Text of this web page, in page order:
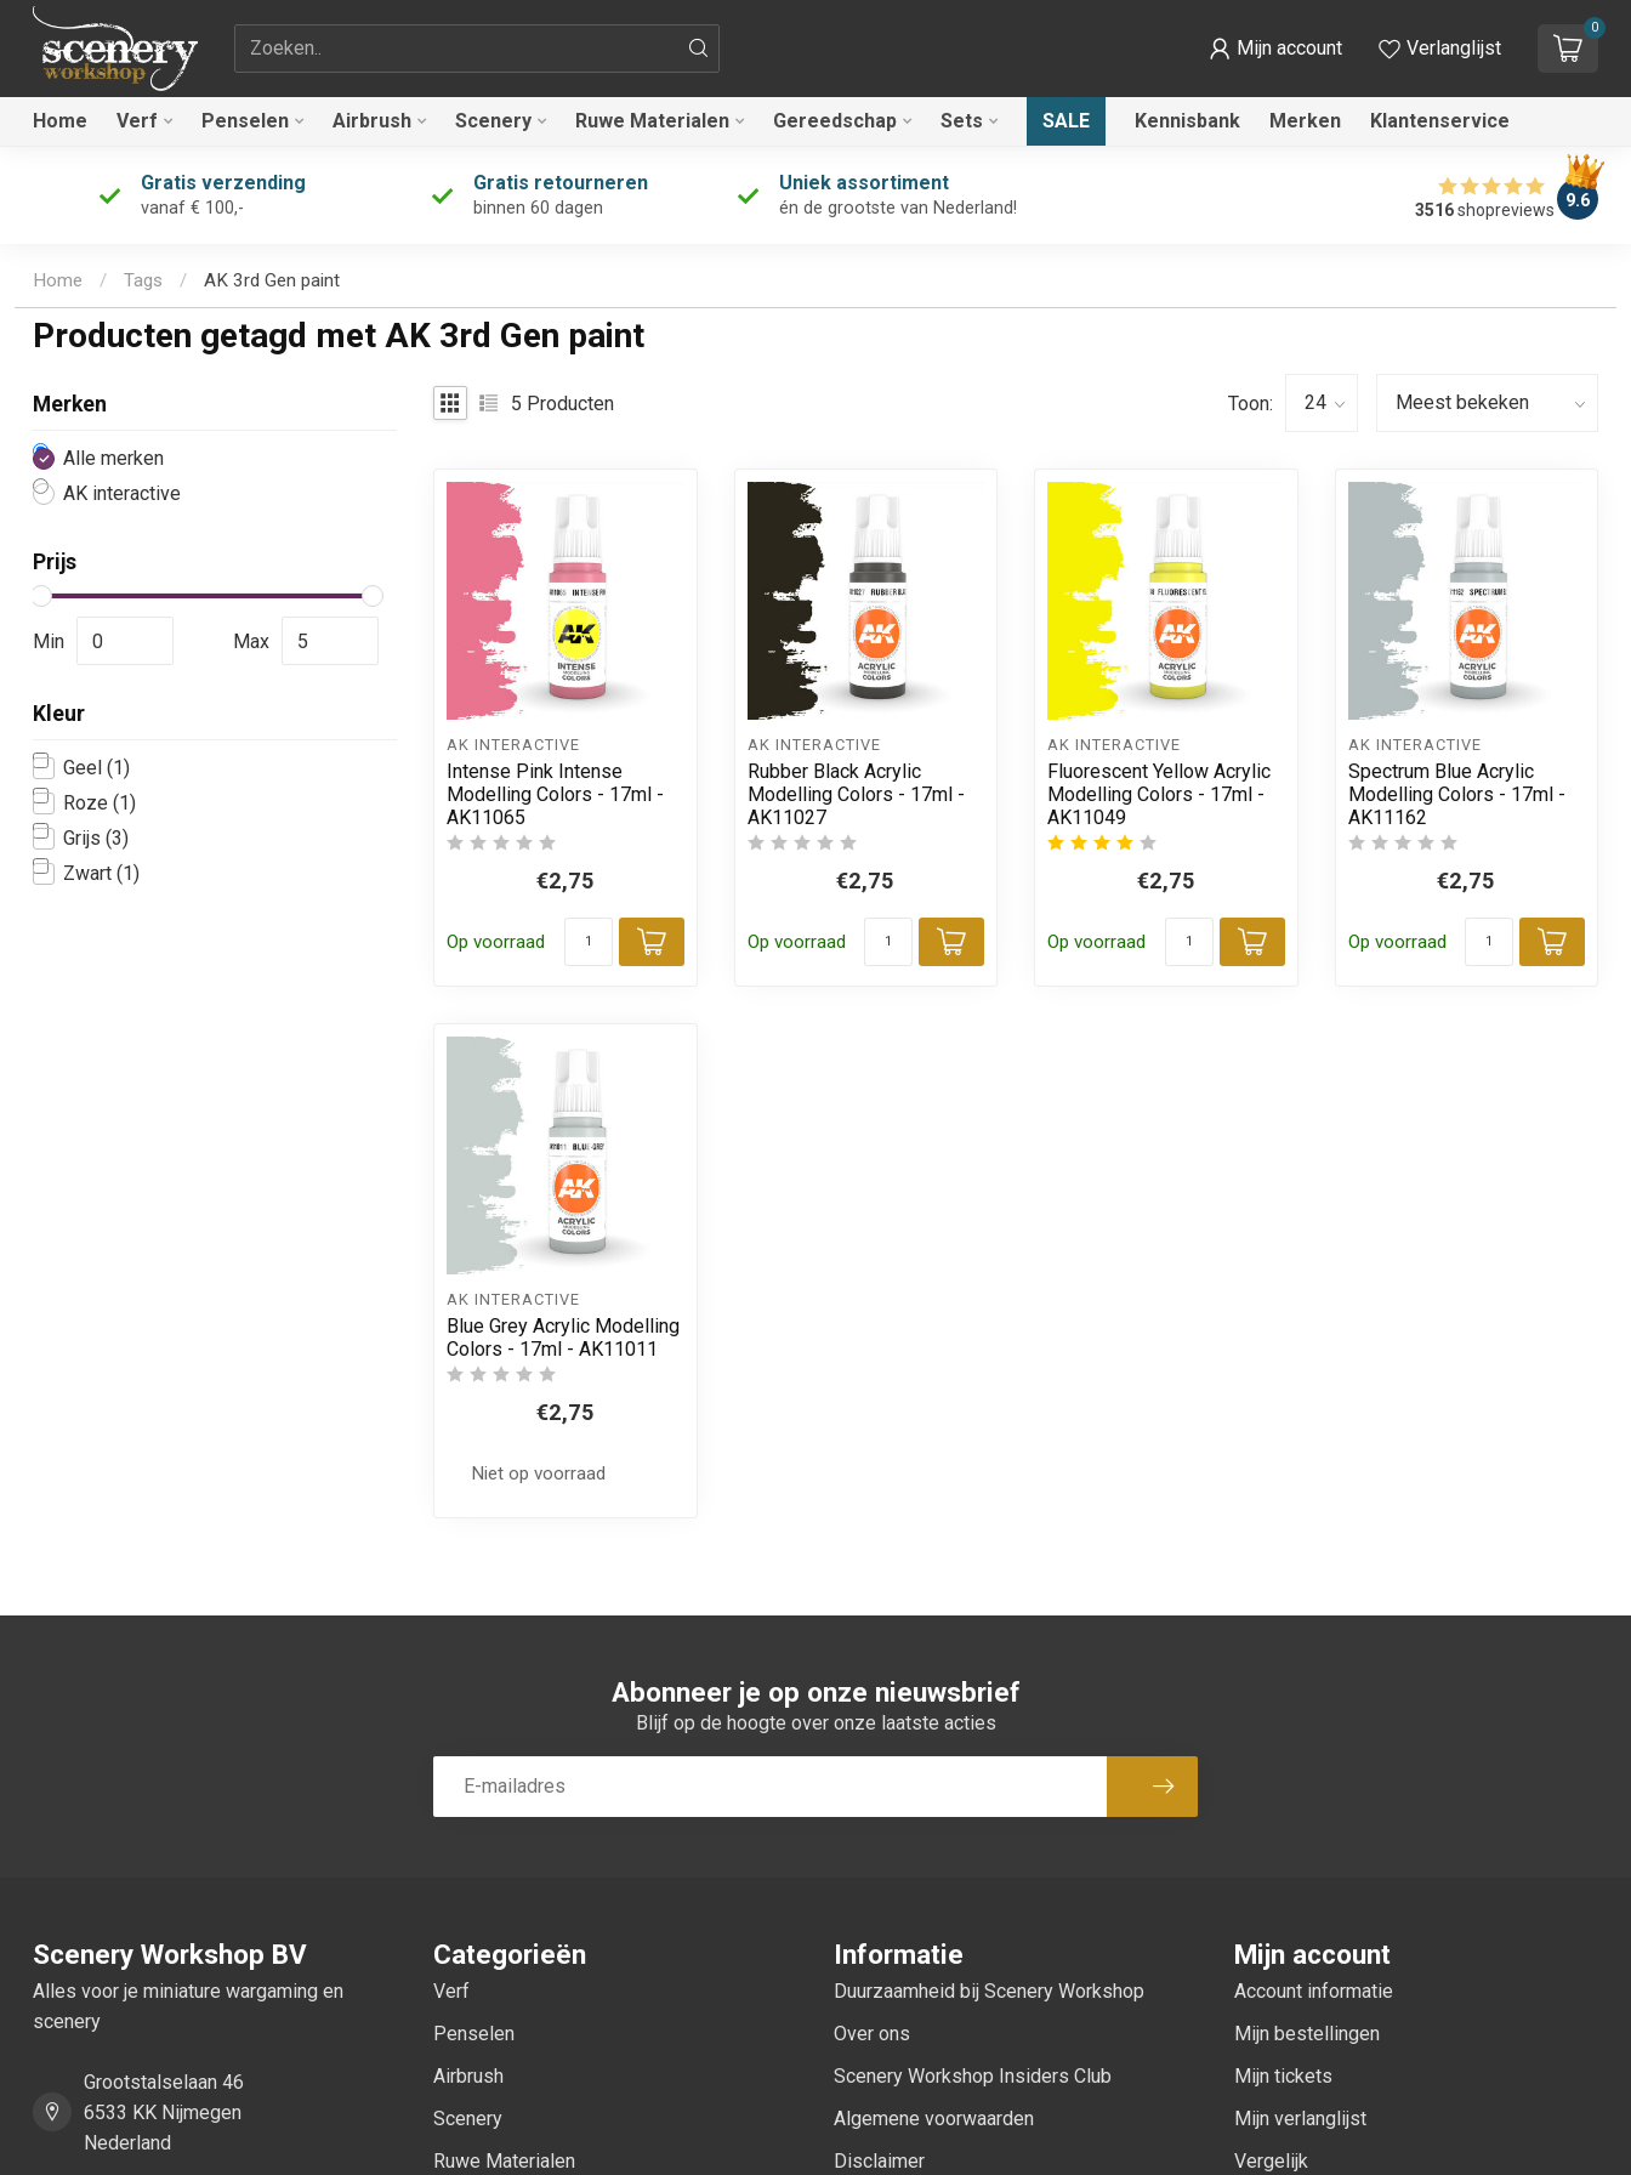
Zoekterm Mijn account Verlanglijst
0
Home Verf Penselen Airbrush Scenery Ruwe Materialen Gereedschap Sets SALE Kennisbank Merken Klantenservice
Gratis verzending
vanaf € 100,-
Gratis retourneren
binnen 60 dagen
Uniek assortiment
én de grootste van Nederland! 3516shopreviews 9.6
Home / Tags / AK 3rd Gen paint
Producten getagd met AK 3rd Gen paint
Merken
Alle merken
AK interactive
Kleur
Geel (1)
Roze (1)
Grijs (3)
Zwart (1)
Prijs
Min Max
5 Producten Toon:
AK INTERACTIVE
Intense Pink Intense
Modelling Colors - 17ml -
AK11065
€2,75
Op voorraad
Toevoegen aan winkelwagen
AK INTERACTIVE
Rubber Black Acrylic
Modelling Colors - 17ml -
AK11027
€2,75
Op voorraad
Toevoegen aan winkelwagen
AK INTERACTIVE
Fluorescent Yellow Acrylic
Modelling Colors - 17ml -
AK11049
€2,75
Op voorraad
Toevoegen aan winkelwagen
AK INTERACTIVE
Spectrum Blue Acrylic
Modelling Colors - 17ml -
AK11162
€2,75
Op voorraad
AK INTERACTIVE
Blue Grey Acrylic Modelling
Colors - 17ml - AK11011
€2,75
Niet op voorraad
Abonneer je op onze nieuwsbrief
Blijf op de hoogte over onze laatste acties
Abonneer
Scenery Workshop BV
Alles voor je miniature wargaming en
scenery
Grootstalselaan 46
6533 KK Nijmegen
Nederland
Categorieën
Verf
Penselen
Airbrush
Scenery
Ruwe Materialen
Informatie
Duurzaamheid bij Scenery Workshop
Over ons
Scenery Workshop Insiders Club
Algemene voorwaarden
Disclaimer
Mijn account
Account informatie
Mijn bestellingen
Mijn tickets
Mijn verlanglijst
Vergelijk